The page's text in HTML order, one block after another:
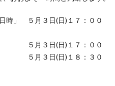
時」 ５月３日(日)１７：００
５月３日(日)１７：００
月３日(日)１８：３０